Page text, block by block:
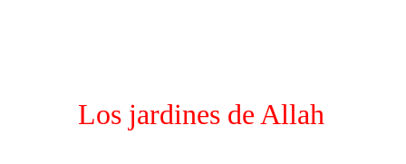
Los jardines de Allah